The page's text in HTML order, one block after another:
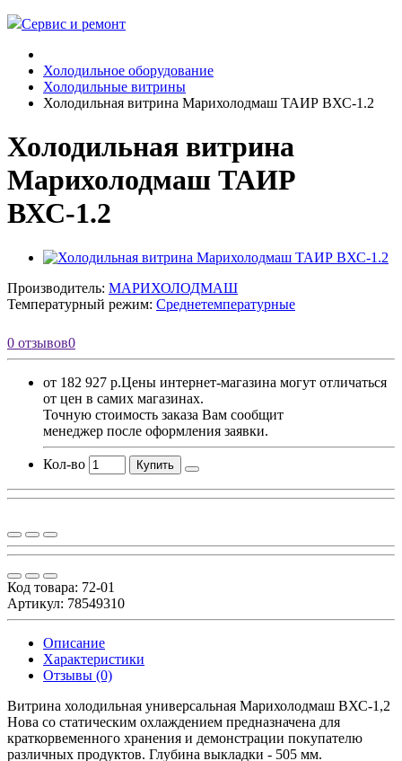
Сервис и ремонт
Холодильное оборудование
Холодильные витрины
Холодильная витрина Марихолодмаш ТАИР ВХС-1.2
Холодильная витрина
Марихолодмаш ТАИР
ВХС-1.2
Производитель: МАРИХОЛОДМАШ
Температурный режим: Среднетемпературные
0 отзывов0
от 182 927 р.Цены интернет-магазина могут отличаться
от цен в самих магазинах.
Точную стоимость заказа Вам сообщит
менеджер после оформления заявки.
Кол-во Купить
Код товара: 72-01
Артикул: 78549310
Описание
Характеристики
Отзывы (0)
Витрина холодильная универсальная Марихолодмаш ВХС-1,2
Нова со статическим охлаждением предназначена для
краткорвеменного хранения и демонстрации покупателю
различных продуктов. Глубина выкладки - 505 мм.